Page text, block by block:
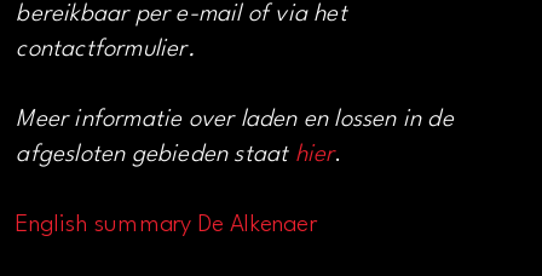
bereikbaar per e-mail of via het
contactformulier.
Meer informatie over laden en lossen in de
afgesloten gebieden staat hier.
English summary De Alkenaer